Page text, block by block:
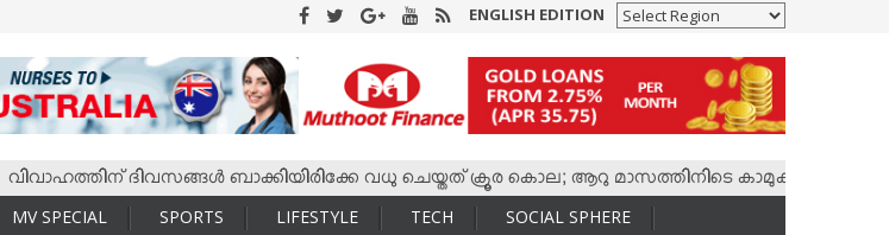
ENGLISH EDITION
ദിവസങ്ങള്‍ ബാക്കിയിരിക്കേ വധു ചെയ്തത് ക്രൂര കൊല; ആറു മാസത്തിനിടെ കാമുകനുമായി 4,400
MV SPECIAL SPORTS LIFESTYLE TECH
SOCIAL SPHERE